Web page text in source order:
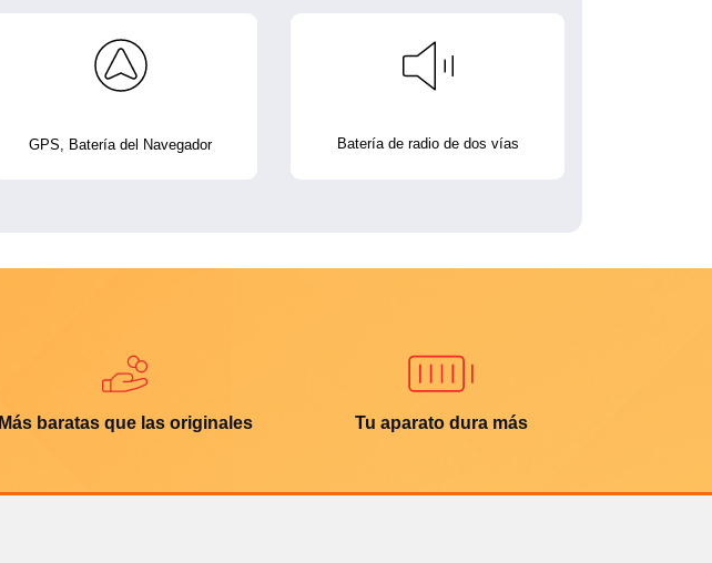
GPS, Batería del Navegador Batería de radio de dos vías
Más baratas que las originales Tu aparato dura más